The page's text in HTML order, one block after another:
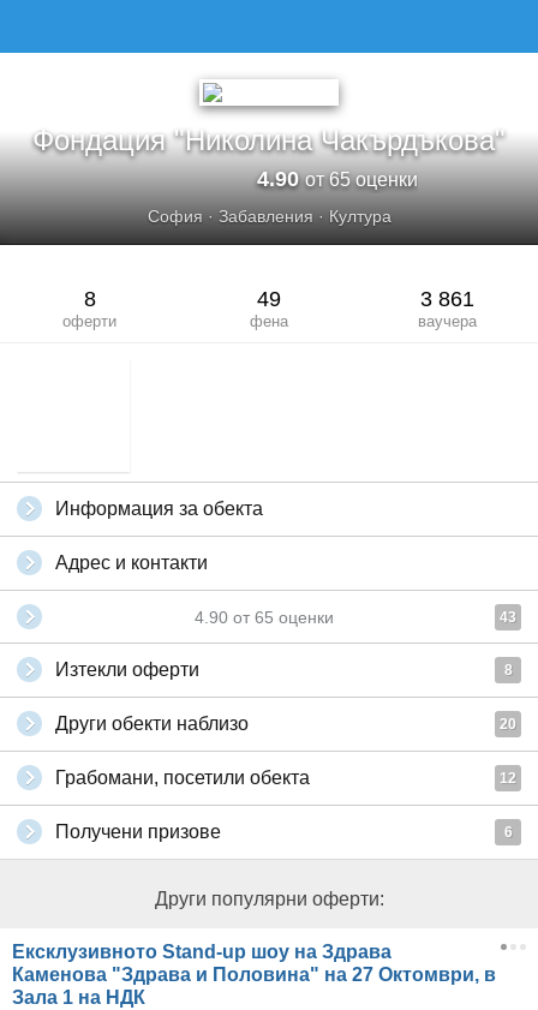
Фондация "Николина Чакърдъкова"
4.90от 65 оценки
София· Забавления· Култура
8
оферти
49
фена
3 861
ваучера
Информация за обекта
Адрес и контакти
4.90 от 65 оценки 43
Изтекли оферти 8
Други обекти наблизо 20
Грабомани, посетили обекта 12
Получени призове 6
Други популярни оферти:
Ексклузивното Stand-up шоу на Здрава
Каменова "Здрава и Половина" на 27 Октомври, в
Зала 1 на НДК